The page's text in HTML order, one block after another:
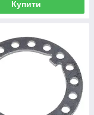
Купити